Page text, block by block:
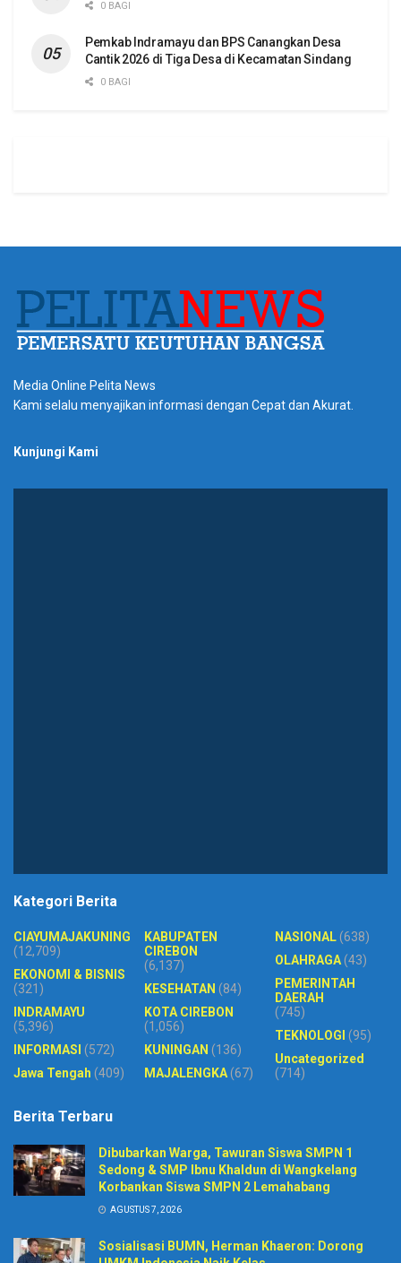
0 BAGI
Pemkab Indramayu dan BPS Canangkan Desa
Cantik 2026 di Tiga Desa di Kecamatan Sindang
0 BAGI
Media Online Pelita News
Kami selalu menyajikan informasi dengan Cepat dan Akurat.
Kunjungi Kami
Kategori Berita
CIAYUMAJAKUNING
(12,709)
EKONOMI & BISNIS
(321)
INDRAMAYU
(5,396)
INFORMASI (572)
Jawa Tengah (409)
KABUPATEN
CIREBON
(6,137)
KESEHATAN (84)
KOTA CIREBON
(1,056)
KUNINGAN (136)
MAJALENGKA(67)
NASIONAL(638)
OLAHRAGA(43)
PEMERINTAH
DAERAH
(745)
TEKNOLOGI (95)
Uncategorized
(714)
Berita Terbaru
Dibubarkan Warga, Tawuran Siswa SMPN 1
Sedong & SMP Ibnu Khaldun di Wangkelang
Korbankan Siswa SMPN 2 Lemahabang
AGUSTUS 7, 2026
Sosialisasi BUMN, Herman Khaeron: Dorong